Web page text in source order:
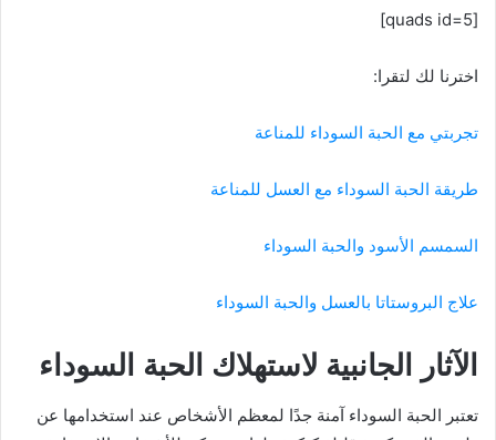
[quads id=5]
اخترنا لك لتقرا:
تجربتي مع الحبة السوداء للمناعة
طريقة الحبة السوداء مع العسل للمناعة
السمسم الأسود والحبة السوداء
علاج البروستاتا بالعسل والحبة السوداء
الآثار الجانبية لاستهلاك الحبة السوداء
تعتبر الحبة السوداء آمنة جدًا لمعظم الأشخاص عند استخدامها عن